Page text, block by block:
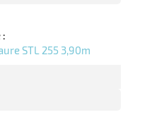
:
STL 255 3,90m